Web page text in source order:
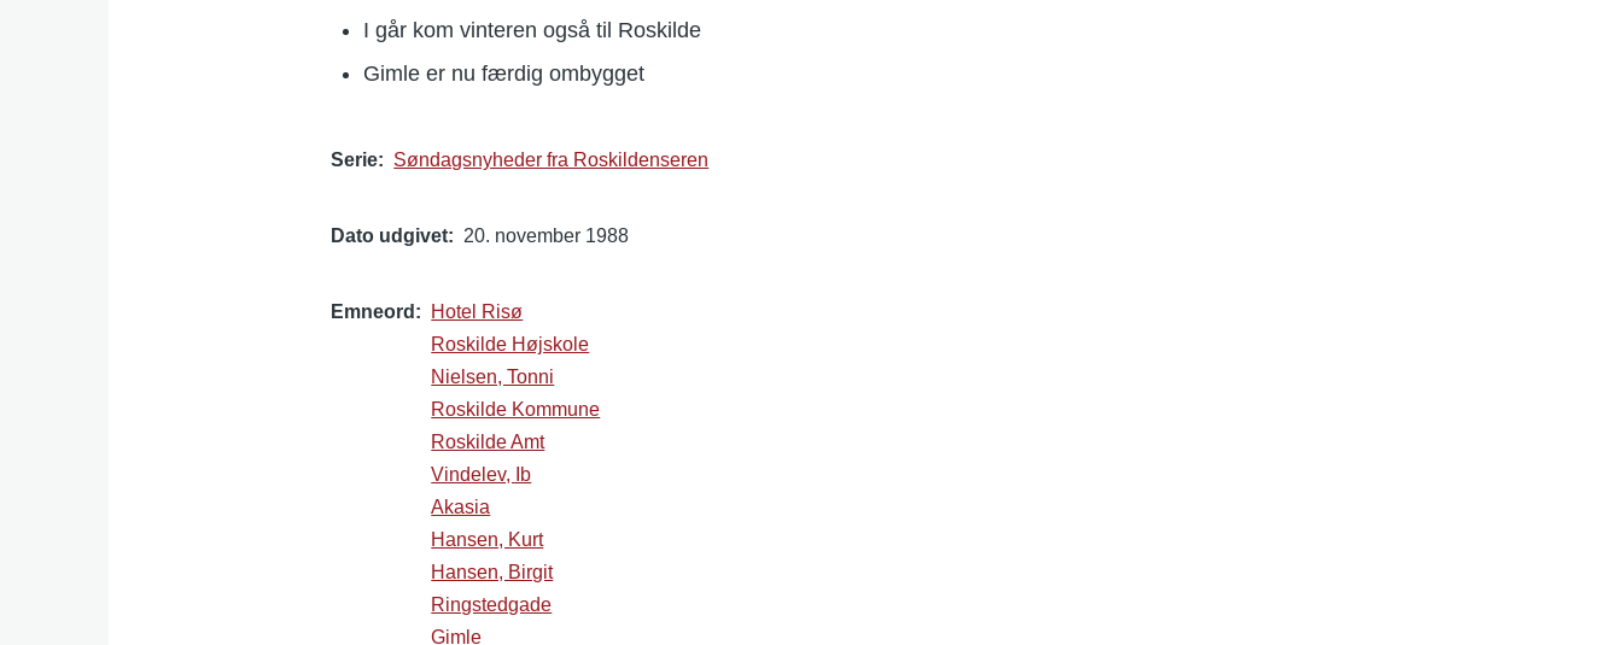
I går kom vinteren også til Roskilde
Gimle er nu færdig ombygget
Serie Søndagsnyheder fra Roskildenseren
Dato udgivet 20. november 1988
Emneord
Hotel Risø
Roskilde Højskole
Nielsen, Tonni
Roskilde Kommune
Roskilde Amt
Vindelev, Ib
Akasia
Hansen, Kurt
Hansen, Birgit
Ringstedgade
Gimle